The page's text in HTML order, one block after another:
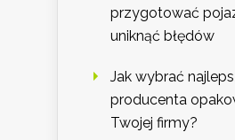
przygotować
uniknąć błędów
Jak wybrać
producenta
Twojej firmy?